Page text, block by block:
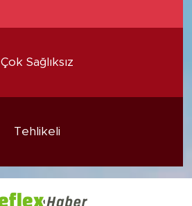
Çok Sağlıksız
Tehlikeli